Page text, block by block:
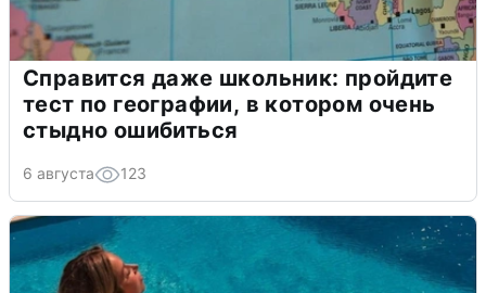
Справится даже школьник: пройдите
тест по географии, в котором очень
стыдно ошибиться
6 августа 123